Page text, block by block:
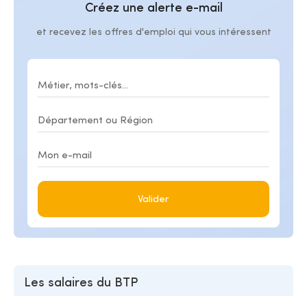
Créez une alerte e-mail
et recevez les offres d'emploi qui vous intéressent
Valider
Les salaires du BTP